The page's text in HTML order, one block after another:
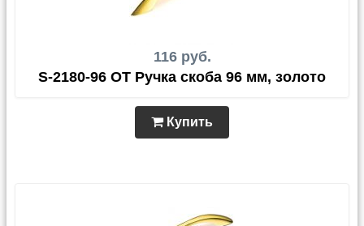
116 руб.
S-2180-96 OT Ручка скоба 96 мм, золото
Купить